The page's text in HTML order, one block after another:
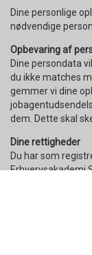
Dine personlige
nødvendige
Opbevaring af
Dine persondata
du ikke matches
gemmer vi dine
dem. Dette skal
Dine rettigheder
Du har som
Erhvervsakademi